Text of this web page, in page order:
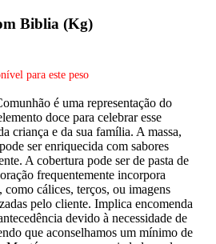
Biblia (Kg)
para este peso
é uma representação do
doce para celebrar esse
criança e da sua família. A massa,
ser enriquecida com sabores
A cobertura pode ser de pasta de
frequentemente incorpora
cálices, terços, ou imagens
pelo cliente. Implica encomenda
devido à necessidade de
que aconselhamos um mínimo de